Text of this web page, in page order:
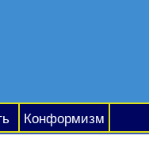
Конформизм